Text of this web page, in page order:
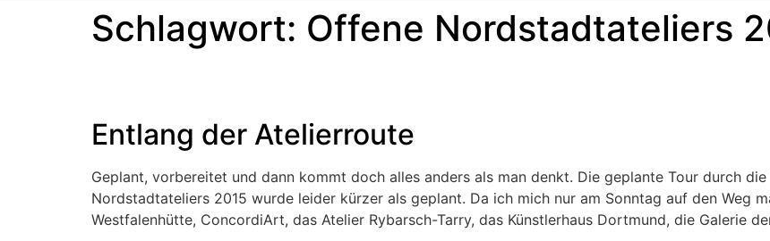
Schlagwort: Offene Nordstadtateliers
Entlang der Atelierroute
Geplant, vorbereitet und dann kommt doch alles anders als man denkt. Die geplante Tour durch
Nordstadtateliers 2015 wurde leider kürzer als geplant. Da ich mich nur am Sonntag auf den Weg
Westfalenhütte, ConcordiArt, das Atelier Rybarsch-Tarry, das Künstlerhaus Dortmund, die Galerie